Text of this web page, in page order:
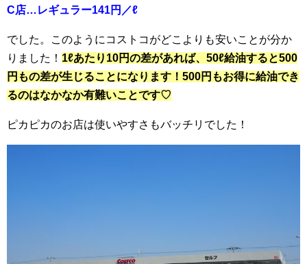
C店…レギュラー141円／ℓ
でした。このようにコストコがどこよりも安いことが分か
りました！ 1ℓあたり10円の差があれば、50ℓ給油すると500
円もの差が生じることになります！500円もお得に給油でき
るのはなかなか有難いことです♡
ピカピカのお店は使いやすさもバッチリでした！